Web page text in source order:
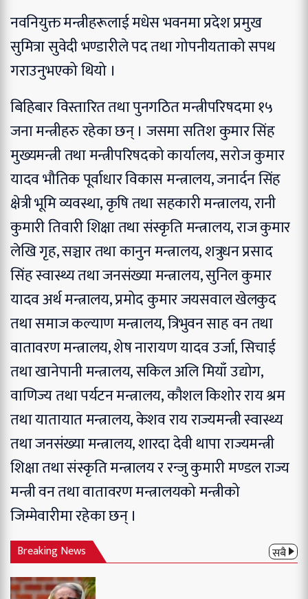
नवनियुक्त मन्त्रीहरूलाई मधेस भवनमा प्रदेश प्रमुख
सुमित्रा सुवेदी भण्डारीले पद तथा गोपनीयताको सपथ
गराउनुभएको थियो ।
बिहिबार विस्तारित तथा पुनगठित मन्त्रीपरिषदमा १५
जना मन्त्रीहरु रहेका छन् । जसमा सतिश कुमार सिंह
मुख्यमन्त्री तथा मन्त्रीपरिषदको कार्यालय, सरोज कुमार
यादव भौतिक पूर्वाधार विकास मन्त्रालय, जनार्दन सिंह
क्षेत्री भूमि व्यवस्था, कृषि तथा सहकारी मन्त्रालय, रानी
कुमारी तिवारी शिक्षा तथा संस्कृति मन्त्रालय, राज कुमार
लेखि गृह, सञ्चार तथा कानुन मन्त्रालय, शत्रुधन प्रसाद
सिंह स्वास्थ्य तथा जनसंख्या मन्त्रालय, सुनिल कुमार
यादव अर्थ मन्त्रालय, प्रमोद कुमार जयसवाल खेलकुद
तथा समाज कल्याण मन्त्रालय, त्रिभुवन साह वन तथा
वातावरण मन्त्रालय, शेष नारायण यादव उर्जा, सिचाई
तथा खानेपानी मन्त्रालय, सकिल अलि मियाँ उद्योग,
वाणिज्य तथा पर्यटन मन्त्रालय, कौशल किशोर राय श्रम
तथा यातायात मन्त्रालय, केशव राय राज्यमन्त्री स्वास्थ्य
तथा जनसंख्या मन्त्रालय, शारदा देवी थापा राज्यमन्त्री
शिक्षा तथा संस्कृति मन्त्रालय र रन्जु कुमारी मण्डल राज्य
मन्त्री वन तथा वातावरण मन्त्रालयको मन्त्रीको
जिम्मेवारीमा रहेका छन् ।
Breaking News सबै